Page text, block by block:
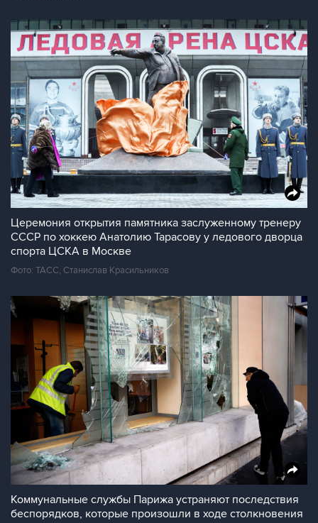
Церемония открытия памятника заслуженному тренеру
СССР по хоккею Анатолию Тарасову у ледового дворца
спорта ЦСКА в Москве
Фото: ТАСС, Станислав Красильников
Коммунальные службы Парижа устраняют последствия
беспорядков, которые произошли в ходе столкновения